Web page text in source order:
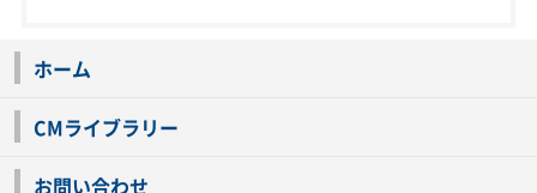
ホーム
CMライブラリー
お問い合わせ